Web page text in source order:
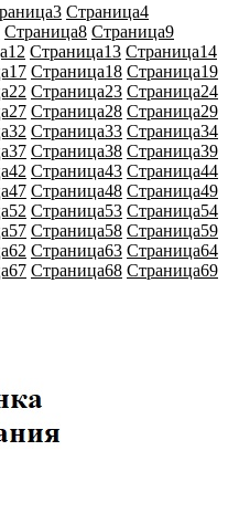
3 Страница4
Страница8 Страница9
12 Страница13 Страница14
17 Страница18 Страница19
22 Страница23 Страница24
27 Страница28 Страница29
32 Страница33 Страница34
37 Страница38 Страница39
42 Страница43 Страница44
47 Страница48 Страница49
52 Страница53 Страница54
57 Страница58 Страница59
62 Страница63 Страница64
67 Страница68 Страница69